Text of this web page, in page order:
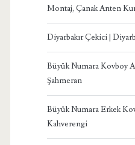
Montaj, Çanak Anten
Diyarbakır Çekici |
Büyük Numara Kovboy
Şahmeran
Büyük Numara Erkek
Kahverengi